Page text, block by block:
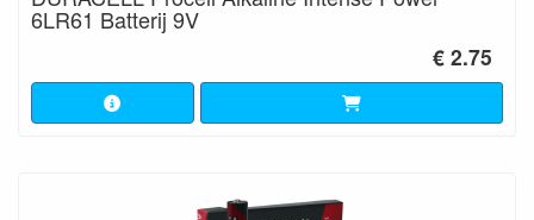
6LR61 Batterij 9V
€ 2.75